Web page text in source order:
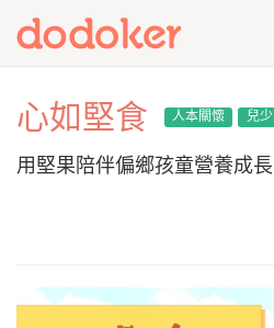
心如堅食 人本關懷 兒少
用堅果陪伴偏鄉孩童營養成長